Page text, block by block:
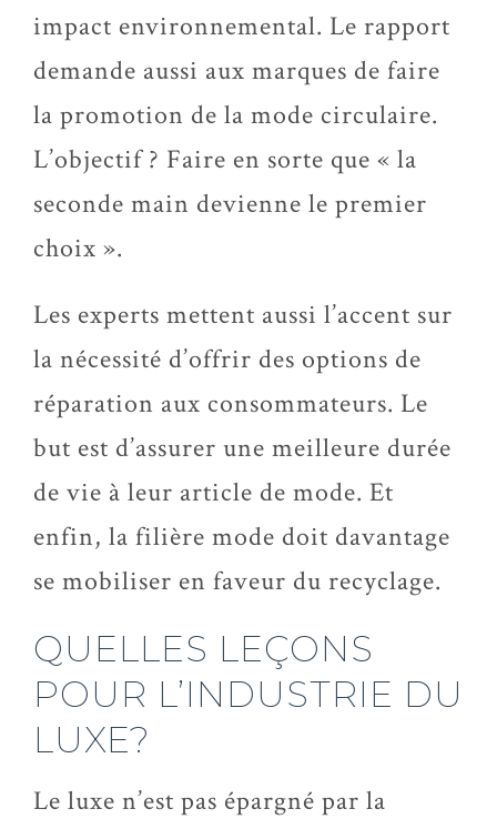
impact environnemental. Le rapport
demande aussi aux marques de faire
la promotion de la mode circulaire.
L’objectif ? Faire en sorte que « la
seconde main devienne le premier
choix ».
Les experts mettent aussi l’accent sur
la nécessité d’offrir des options de
réparation aux consommateurs. Le
but est d’assurer une meilleure durée
de vie à leur article de mode. Et
enfin, la filière mode doit davantage
se mobiliser en faveur du recyclage.
QUELLES LEÇONS
POUR L’INDUSTRIE DU
LUXE?
Le luxe n’est pas épargné par la